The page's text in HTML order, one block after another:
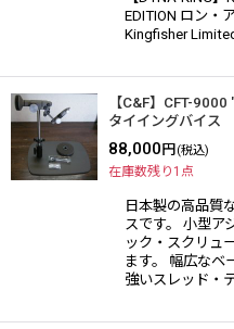
EDITION ロン・
Kingfisher
【C&F】CFT-
タイイングバイス
88,000 円 (税込)
在庫数残り1点
日本製の高品質
スです。 小型ア
ック・スクリュ
ます。 幅広なベ
強いスレッド・